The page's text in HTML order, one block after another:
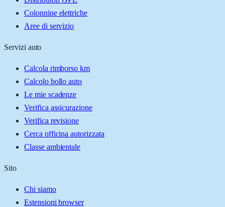
Colonnine elettriche
Aree di servizio
Servizi auto
Calcola rimborso km
Calcolo bollo auto
Le mie scadenze
Verifica assicurazione
Verifica revisione
Cerca officina autorizzata
Classe ambientale
Sito
Chi siamo
Estensioni browser